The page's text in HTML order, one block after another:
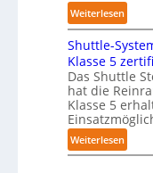
T
a
u
c
h
r
o
b
o
g
s
t
r
e
f
f
2
0
d
l
n
g
-
S
y
s
t
Weiterlesen:
K
o
m
p
a
k
t
e
Shuttle-
Klasse 5
Das Shuttle
hat die
Klasse 5
Weiterlesen:
S